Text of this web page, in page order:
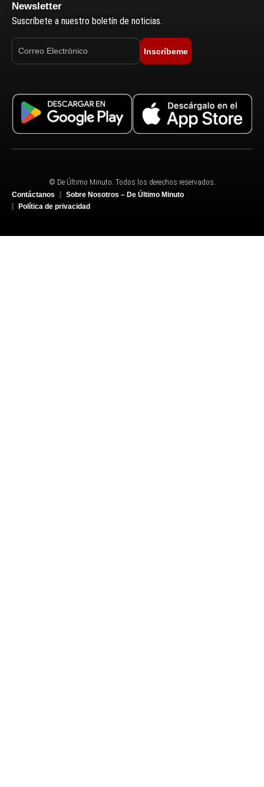
Newsletter
Suscríbete a nuestro boletín de noticias.
Inscríbeme
© De Último Minuto. Todos los derechos reservados.
Contáctanos
Sobre Nosotros – De Último Minuto
Política de privacidad